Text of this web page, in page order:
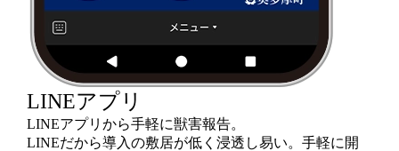
LINEアプリ
LINEアプリから手軽に獣害報告。
LINEだから導入の敷居が低く浸透し易い。手軽に開